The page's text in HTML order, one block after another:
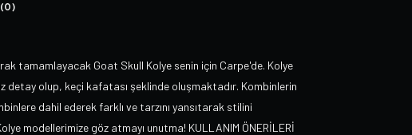
tamamlayacak Goat Skull Kolye senin için Carpe'de. Kolye
detay olup, keçi kafatası şeklinde oluşmaktadır. Kombinlerin
dahil ederek farklı ve tarzını yansıtarak stilini
modellerimize göz atmayı unutma! KULLANIM ÖNERİLERİ